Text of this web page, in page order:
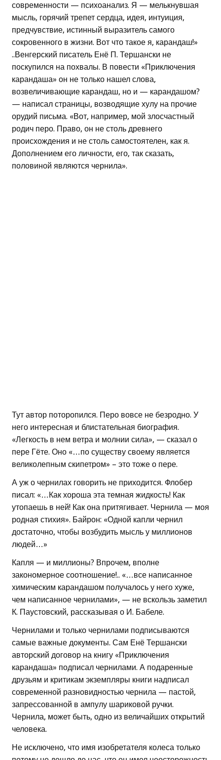
современности — психоанализ. Я — мелькнувшая
мысль, горячий трепет сердца, идея, интуиция,
предчувствие, истинный выразитель самого
сокровенного в жизни. Вот что такое я, карандаш!»
..Венгерский писатель Енё П. Тершански не
поскупился на похвалы. В повести «Приключения
карандаша» он не только нашел слова,
возвеличивающие карандаш, но и — карандашом?
— написал страницы, возводящие хулу на прочие
орудий письма. «Вот, например, мой злосчастный
родич перо. Право, он не столь древнего
происхождения и не столь самостоятелен, как я.
Дополнением его личности, его, так сказать,
половиной являются чернила».
Тут автор поторопился. Перо вовсе не безродно. У
него интересная и блистательная биография.
«Легкость в нем ветра и молнии сила», — сказал о
пере Гёте. Оно «…по существу своему является
великолепным скипетром» – это тоже о пере.
А уж о чернилах говорить не приходится. Флобер
писал: «…Как хороша эта темная жидкость! Как
утопаешь в ней! Как она притягивает. Чернила — моя
родная стихия». Байрон: «Одной капли чернил
достаточно, чтобы возбудить мысль у миллионов
людей…»
Капля — и миллионы? Впрочем, вполне
закономерное соотношение!.. «…все написанное
химическим карандашом получалось у него хуже,
чем написанное чернилами», — не вскользь заметил
К. Паустовский, рассказывая о И. Бабеле.
Чернилами и только чернилами подписываются
самые важные документы. Сам Енё Тершански
авторский договор на книгу «Приключения
карандаша» подписал чернилами. А подаренные
друзьям и критикам экземпляры книги надписал
современной разновидностью чернила — пастой,
запрессованной в ампулу шариковой ручки.
Чернила, может быть, одно из величайших открытий
человека.
Не исключено, что имя изобретателя колеса только